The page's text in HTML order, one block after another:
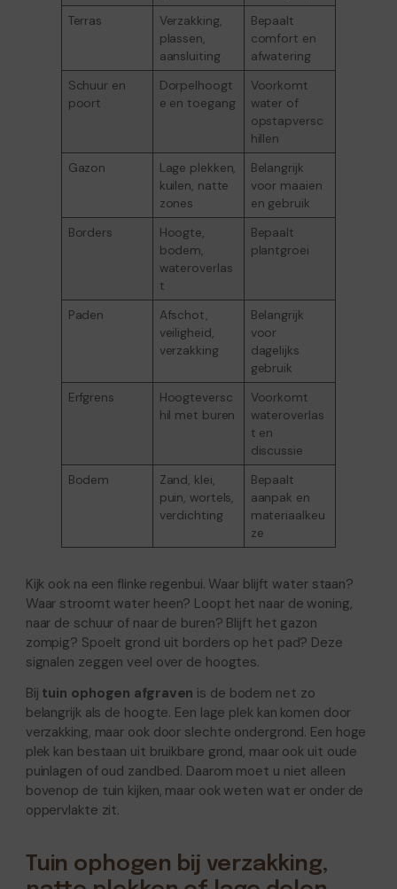
Terras
Verzakking,
plassen,
aansluiting
Bepaalt
comfort en
afwatering
Schuur en
poort
Dorpelhoogt
e en toegang
Voorkomt
water of
opstapversc
hillen
Gazon
Lage plekken,
kuilen, natte
zones
Belangrijk
voor maaien
en gebruik
Borders
Hoogte,
bodem,
wateroverlas
t
Bepaalt
plantgroei
Paden
Afschot,
veiligheid,
verzakking
Belangrijk
voor
dagelijks
gebruik
Erfgrens
Hoogteversc
hil met buren
Voorkomt
wateroverlas
t en
discussie
Bodem
Zand, klei,
puin, wortels,
verdichting
Bepaalt
aanpak en
materiaalkeu
ze
Kijk ook na een flinke regenbui. Waar blijft water staan?
Waar stroomt water heen? Loopt het naar de woning,
naar de schuur of naar de buren? Blijft het gazon
zompig? Spoelt grond uit borders op het pad? Deze
signalen zeggen veel over de hoogtes.
Bij tuin ophogen afgraven is de bodem net zo
belangrijk als de hoogte. Een lage plek kan komen door
verzakking, maar ook door slechte ondergrond. Een hoge
plek kan bestaan uit bruikbare grond, maar ook uit oude
puinlagen of oud zandbed. Daarom moet u niet alleen
bovenop de tuin kijken, maar ook weten wat er onder de
oppervlakte zit.
Tuin ophogen bij verzakking,